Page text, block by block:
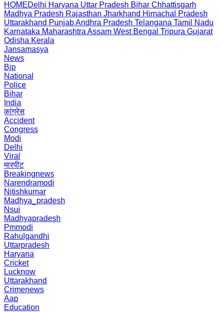
HOMEDelhi Haryana Uttar Pradesh Bihar Chhattisgarh
Madhya Pradesh Rajasthan Jharkhand Himachal Pradesh
Uttarakhand PunjabAndhra Pradesh Telangana Tamil Nadu
Karnataka Maharashtra Assam West Bengal Tripura Gujarat
Odisha Kerala
Jansamasya
News
Bjp
National
Police
Bihar
India
कांग्रेस
Accident
Congress
Modi
Delhi
Viral
मारपीट
Breakingnews
Narendramodi
Nitishkumar
Madhya_pradesh
Nsui
Madhyapradesh
Pmmodi
Rahulgandhi
Uttarpradesh
Haryana
Cricket
Lucknow
Uttarakhand
Crimenews
Aap
Education